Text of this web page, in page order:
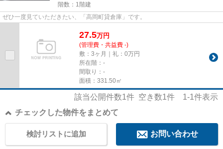
階数：1階建
ぜひ一度見ていただきたい、「高岡町貸倉庫」です。
27.5万円
(管理費・共益費 -)
敷：3ヶ月｜礼：0万円
所在階：-
間取り：-
面積：331.50㎡
該当公開件数1件 空き数1件 1-1件表示
チェックした物件をまとめて
お問い合わせ
検討リストに追加